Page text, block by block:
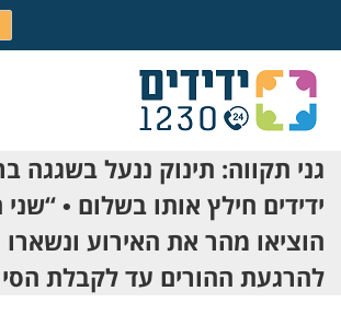
גני תקווה: תינוק ננעל בשגגה
ידידים חילץ אותו בשלום •
הוציאו מהר את האירוע
להרגעת ההורים עד לקבלת